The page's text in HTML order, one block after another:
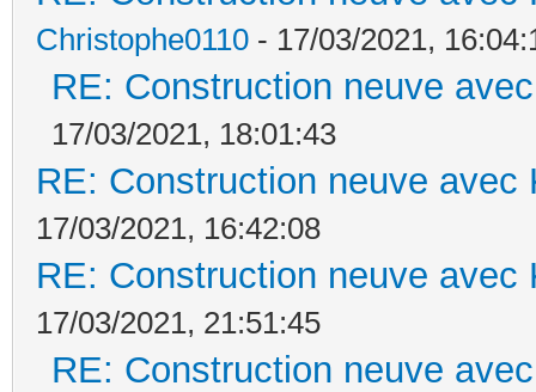
Christophe0110 - 17/03/2021,
RE: Construction neuve
17/03/2021, 18:01:43
RE: Construction neuve avec
17/03/2021, 16:42:08
RE: Construction neuve avec
17/03/2021, 21:51:45
RE: Construction neuve